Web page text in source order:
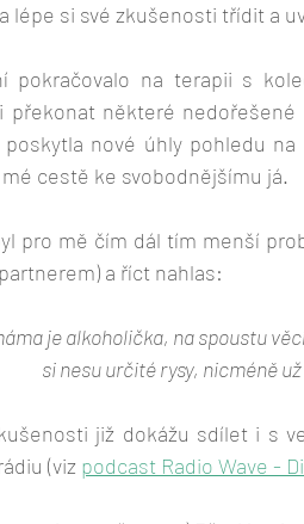
lépe si své zkušenosti třídit a
pokračovalo na terapii s
překonat některé
poskytla nové úhly pohledu
cestě ke svobodnějšímu já.
pro mě čím dál tím menší
a říct nahlas:
je alkoholička, na spoustu
si nesu určité rysy, nicméně
již dokážu sdílet i s
(viz podcast Radio Wave -